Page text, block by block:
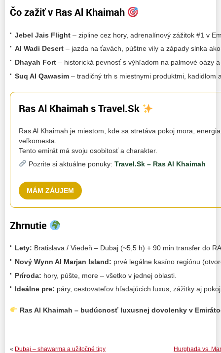
Čo zažiť v Ras Al Khaimah
Jebel Jais Flight – zipline cez hory, adrenalínový zážitok #1 v
Al Wadi Desert – jazda na ťavách, púštne vily a západy slnka
Dhayah Fort – historická pevnosť s výhľadom na palmové oázy
Suq Al Qawasim – tradičný trh s miestnymi produktmi, kadidlom
Ras Al Khaimah s Travel.Sk
Ras Al Khaimah je miestom, kde sa stretáva pokoj mora,
veľkomesta.
Tento emirát má svoju osobitosť a charakter.
Pozrite si aktuálne ponuky:Travel.Sk – Ras Al Khaimah
MÁM ZÁUJEM
Zhrnutie
Lety: Bratislava / Viedeň – Dubaj (~5,5 h) + 90 min transfer do
Nový Wynn Al Marjan Island: prvé legálne kasíno regiónu
Príroda: hory, púšte, more – všetko v jednej oblasti.
Ideálne pre: páry, cestovateľov hľadajúcich luxus, zážitky aj
Ras Al Khaimah – budúcnosť luxusnej dovolenky v
Hurghada vs.
« Dubaj – shawarma a užitočné tipy